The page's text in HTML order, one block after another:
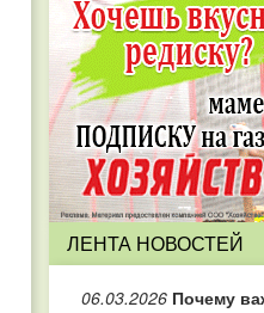
ЛЕНТА НОВОСТЕЙ
06.03.2026 Почему